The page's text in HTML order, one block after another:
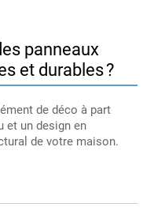
panneaux
et durables ?
de déco à part
et un design en
de votre maison.